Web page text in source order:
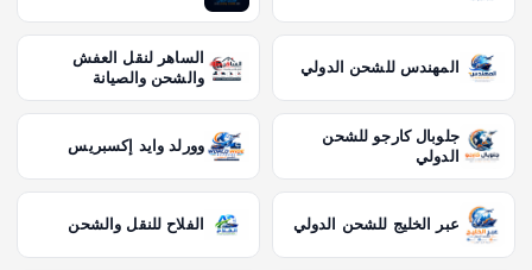
المهندس للشحن الدولي
الساهر لنقل العفش
والشحن والصيانة
جلوبال كارجو للشحن
الدولي
وورلد وايد إكسبريس
عبر الخليج للشحن الدولي الفلاح للنقل والشحن